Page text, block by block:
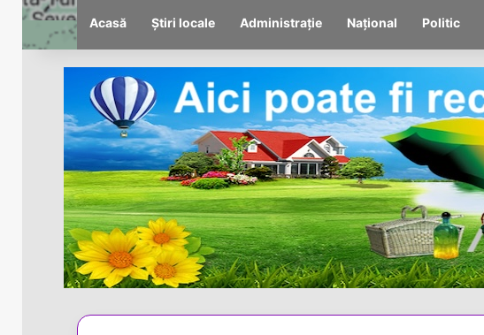
Acasă Știri locale Administrație Național Politic